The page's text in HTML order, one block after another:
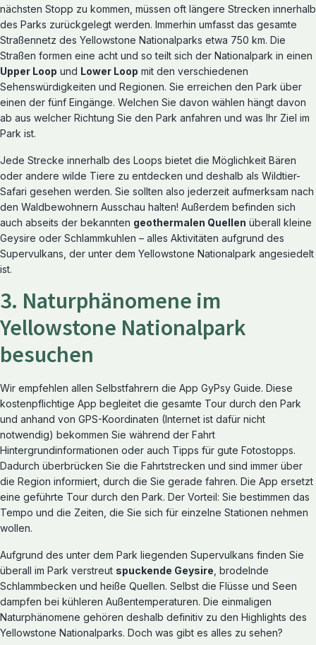
nächsten Stopp zu kommen, müssen oft längere Strecken innerhalb
des Parks zurückgelegt werden. Immerhin umfasst das gesamte
Straßennetz des Yellowstone Nationalparks etwa 750 km. Die
Straßen formen eine acht und so teilt sich der Nationalpark in einen
Upper Loop und Lower Loop mit den verschiedenen
Sehenswürdigkeiten und Regionen. Sie erreichen den Park über
einen der fünf Eingänge. Welchen Sie davon wählen hängt davon
ab aus welcher Richtung Sie den Park anfahren und was Ihr Ziel im
Park ist.
Jede Strecke innerhalb des Loops bietet die Möglichkeit Bären
oder andere wilde Tiere zu entdecken und deshalb als Wildtier-
Safari gesehen werden. Sie sollten also jederzeit aufmerksam nach
den Waldbewohnern Ausschau halten! Außerdem befinden sich
auch abseits der bekannten geothermalen Quellen überall kleine
Geysire oder Schlammkuhlen – alles Aktivitäten aufgrund des
Supervulkans, der unter dem Yellowstone Nationalpark angesiedelt
ist.
3. Naturphänomene im
Yellowstone Nationalpark
besuchen
Wir empfehlen allen Selbstfahrern die App GyPsy Guide. Diese
kostenpflichtige App begleitet die gesamte Tour durch den Park
und anhand von GPS-Koordinaten (Internet ist dafür nicht
notwendig) bekommen Sie während der Fahrt
Hintergrundinformationen oder auch Tipps für gute Fotostopps.
Dadurch überbrücken Sie die Fahrtstrecken und sind immer über
die Region informiert, durch die Sie gerade fahren. Die App ersetzt
eine geführte Tour durch den Park. Der Vorteil: Sie bestimmen das
Tempo und die Zeiten, die Sie sich für einzelne Stationen nehmen
wollen.
Aufgrund des unter dem Park liegenden Supervulkans finden Sie
überall im Park verstreut spuckende Geysire , brodelnde
Schlammbecken und heiße Quellen. Selbst die Flüsse und Seen
dampfen bei kühleren Außentemperaturen. Die einmaligen
Naturphänomene gehören deshalb definitiv zu den Highlights des
Yellowstone Nationalparks. Doch was gibt es alles zu sehen?